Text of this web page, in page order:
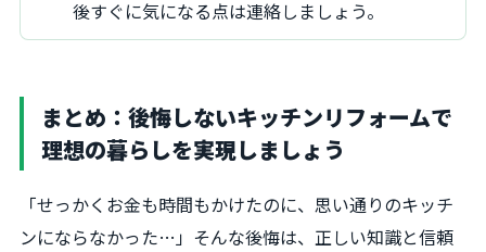
後すぐに気になる点は連絡しましょう。
まとめ：後悔しないキッチンリフォームで
理想の暮らしを実現しましょう
「せっかくお金も時間もかけたのに、思い通りのキッチ
ンにならなかった…」そんな後悔は、正しい知識と信頼